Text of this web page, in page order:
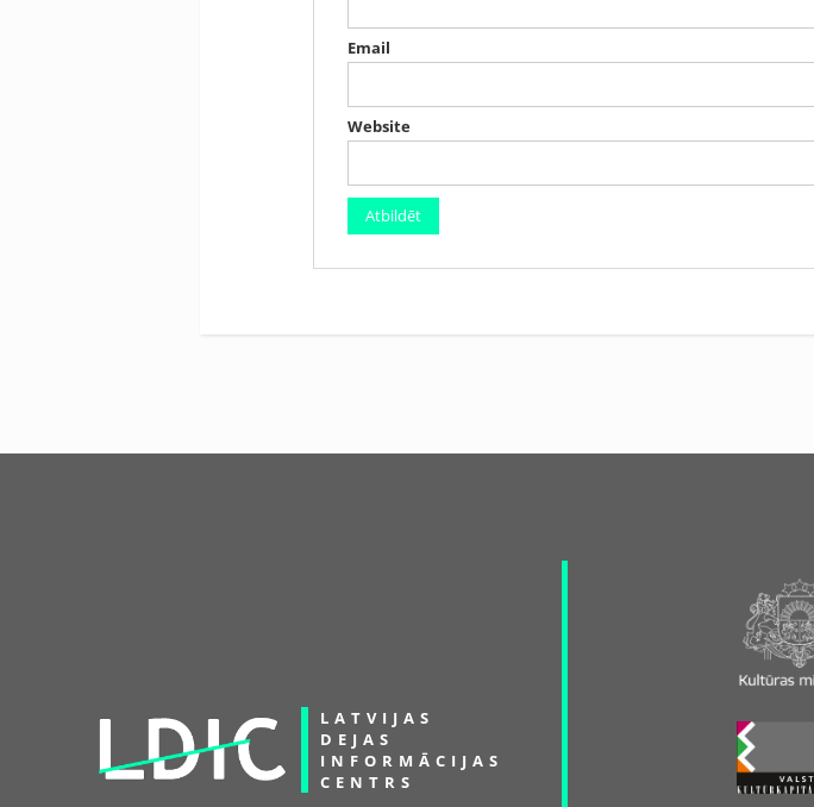
Email
Website
LATVIJAS
DEJAS
INFORMĀCIJAS
CENTRS